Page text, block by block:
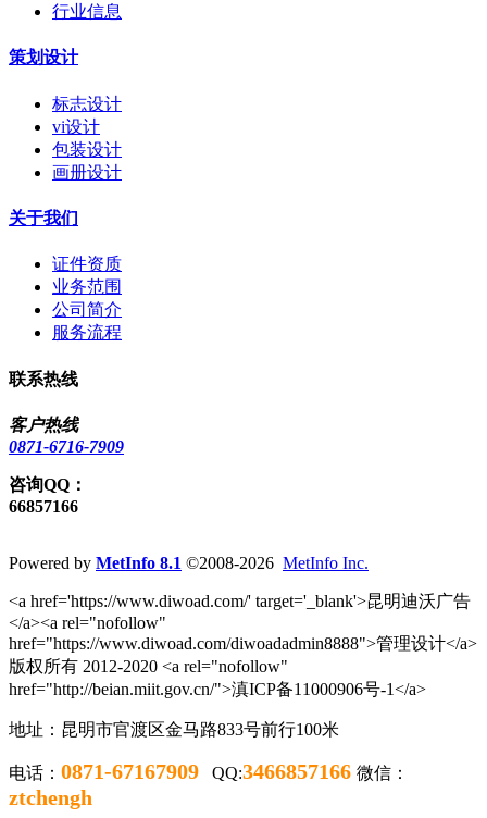
行业信息
策划设计
标志设计
vi设计
包装设计
画册设计
关于我们
证件资质
业务范围
公司简介
服务流程
联系热线
客户热线
0871-6716-7909
咨询QQ：
66857166
Powered by MetInfo 8.1 ©2008-2026 MetInfo Inc.
<a href='https://www.diwoad.com/' target='_blank'>昆明迪沃广告
</a><a rel="nofollow"
href="https://www.diwoad.com/diwoadadmin8888">管理设计</a>
版权所有 2012-2020 <a rel="nofollow"
href="http://beian.miit.gov.cn/">滇ICP备11000906号-1</a>
地址：昆明市官渡区金马路833号前行100米
电话： 0871-67167909 QQ:3466857166 微信：
ztchengh